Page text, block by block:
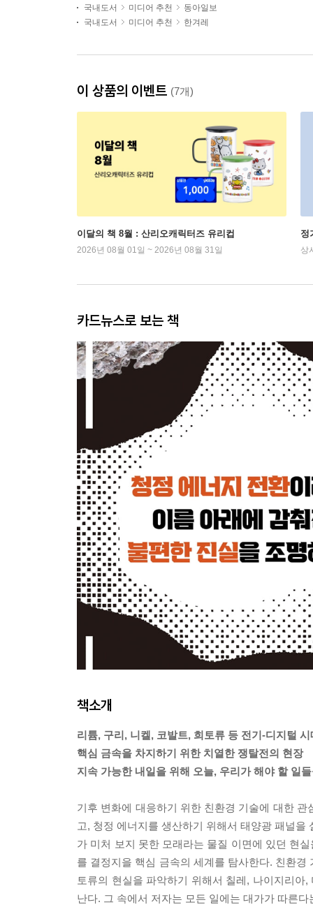
국내도서
미디어 추천
동아일보
국내도서
미디어 추천 한겨레
이 상품의 이벤트 (7개)
이달의 책 8월 : 산리오캐릭터즈 유리컵
2026년 08월 01일 ~ 2026년 08월 31일
정
상
카드뉴스로 보는 책
책소개
리튬, 구리, 니켈, 코발트, 희토류 등 전기-디지털
핵심 금속을 차지하기 위한 치열한 쟁탈전의 현장
지속 가능한 내일을 위해 오늘, 우리가 해야 할 일
기후 변화에 대응하기 위한 친환경 기술에 대한
고, 청정 에너지를 생산하기 위해서 태양광 패널
가 미처 보지 못한 모래라는 물질 이면에 있던 현
를 결정지을 핵심 금속의 세계를 탐사한다. 친환
토류의 현실을 파악하기 위해서 칠레, 나이지리
난다. 그 속에서 저자는 모든 일에는 대가가 따른다